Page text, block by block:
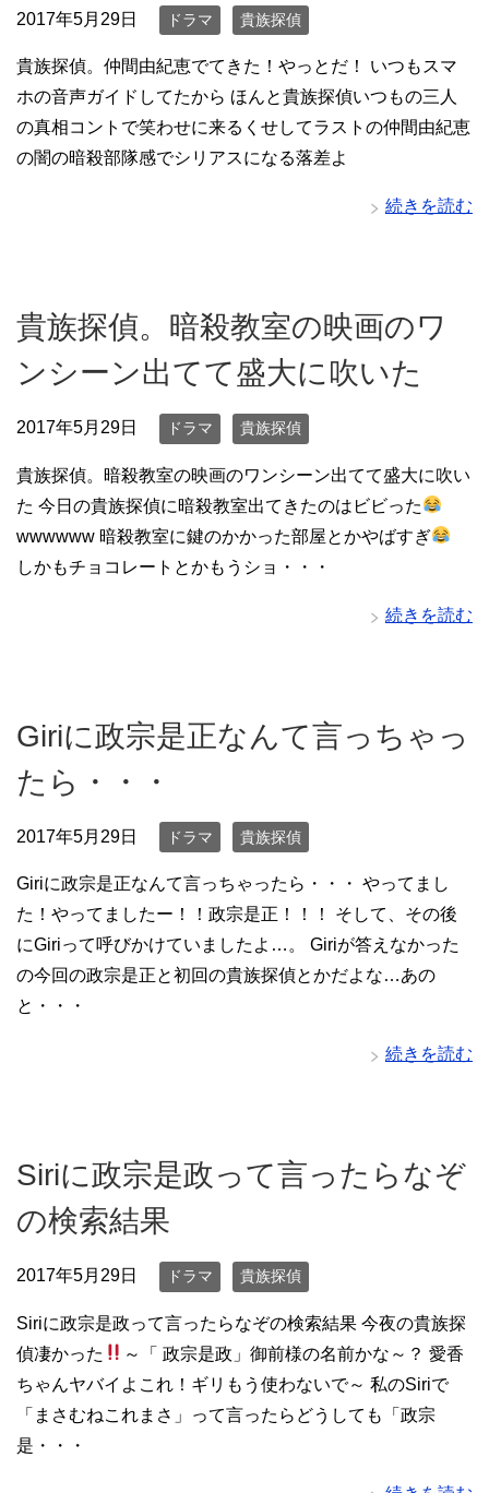
2017年5月29日 ドラマ 貴族探偵
貴族探偵。仲間由紀恵でてきた！やっとだ！ いつもスマ
ホの音声ガイドしてたから ほんと貴族探偵いつもの三人
の真相コントで笑わせに来るくせしてラストの仲間由紀恵
の闇の暗殺部隊感でシリアスになる落差よ
続きを読む
貴族探偵。暗殺教室の映画のワ
ンシーン出てて盛大に吹いた
2017年5月29日 ドラマ 貴族探偵
貴族探偵。暗殺教室の映画のワンシーン出てて盛大に吹い
た 今日の貴族探偵に暗殺教室出てきたのはビビった
wwwwww 暗殺教室に鍵のかかった部屋とかやばすぎ
しかもチョコレートとかもうショ・・・
続きを読む
Giriに政宗是正なんて言っちゃっ
たら・・・
2017年5月29日 ドラマ 貴族探偵
Giriに政宗是正なんて言っちゃったら・・・ やってまし
た！やってましたー！！政宗是正！！！ そして、その後
にGiriって呼びかけていましたよ…。 Giriが答えなかった
の今回の政宗是正と初回の貴族探偵とかだよな…あの
と・・・
続きを読む
Siriに政宗是政って言ったらなぞ
の検索結果
2017年5月29日 ドラマ 貴族探偵
Siriに政宗是政って言ったらなぞの検索結果 今夜の貴族探
偵凄かった
～「 政宗是政」御前様の名前かな～？ 愛香
ちゃんヤバイよこれ！ギリもう使わないで～ 私のSiriで
「まさむねこれまさ」って言ったらどうしても「政宗
是・・・